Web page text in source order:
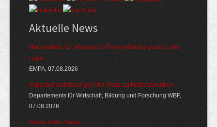
Aktuelle News
Materialien für Wasserstoff-Verarbeitung unter der
Lupe
EMPA, 07.08.2026
Importerleichterungen für Mais zu Futterzwecken
Departements für Wirtschaft, Bildung und Forschung WBF,
07.08.2026
Siehe mehr News